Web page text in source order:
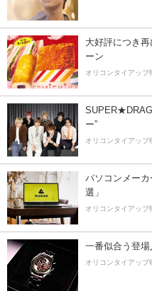
大好評につき
ーン
オリコンタイアップ
ー”
オリコンタイアップ
パソコンメー
選」
オリコンタイアップ
一番似合う登
オリコンタイアップ